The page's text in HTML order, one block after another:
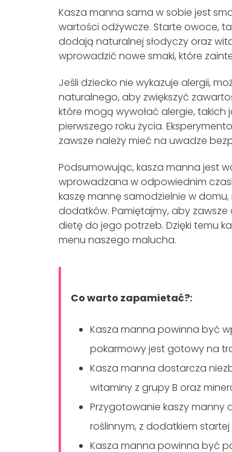
Kasza manna sama w sobie jest
wartości odżywcze. Starte owoce,
dodają naturalnej słodyczy oraz
wprowadzić nowe smaki, które
Jeśli dziecko nie wykazuje alergii,
naturalnego, aby zwiększyć
które mogą wywołać alergie, takich
pierwszego roku życia.
zawsze należy mieć na uwadze
Podsumowując, kasza manna jest
wprowadzana w odpowiednim
kaszę mannę samodzielnie w
dodatków. Pamiętajmy, aby
dietę do jego potrzeb. Dzięki temu
menu naszego malucha.
Co warto zapamietać?:
Kasza manna powinna być
pokarmowy jest gotowy na
Kasza manna dostarcza
witaminy z grupy B oraz
Przygotowanie kaszy manny
roślinnym, z dodatkiem
Kasza manna powinna być